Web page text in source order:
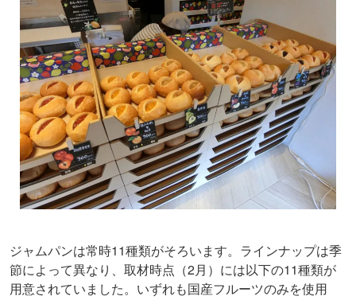
ジャムパンは常時11種類がそろいます。ラインナップは季
節によって異なり、取材時点（2月）には以下の11種類が
用意されていました。いずれも国産フルーツのみを使用